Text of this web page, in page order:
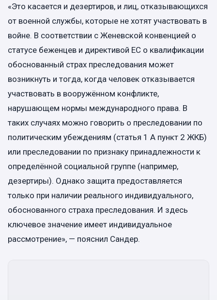
«Это касается и дезертиров, и лиц, отказывающихся
от военной службы, которые не хотят участвовать в
войне. В соответствии с Женевской конвенцией о
статусе беженцев и директивой ЕС о квалификации
обоснованный страх преследования может
возникнуть и тогда, когда человек отказывается
участвовать в вооружённом конфликте,
нарушающем нормы международного права. В
таких случаях можно говорить о преследовании по
политическим убеждениям (статья 1 A пункт 2 ЖКБ)
или преследовании по признаку принадлежности к
определённой социальной группе (например,
дезертиры). Однако защита предоставляется
только при наличии реального индивидуального,
обоснованного страха преследования. И здесь
ключевое значение имеет индивидуальное
рассмотрение», — пояснил Сандер.